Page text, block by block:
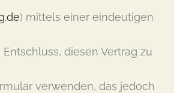
) mittels einer eindeutigen
diesen Vertrag zu
verwenden, das jedoch